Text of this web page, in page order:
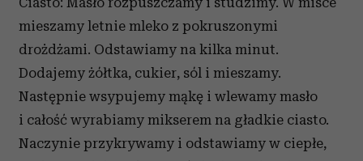
mieszamy letnie mleko z pokruszonymi
drożdżami. Odstawiamy na kilka minut.
Dodajemy żółtka, cukier, sól i mieszamy.
Następnie wsypujemy mąkę i wlewamy masło
i całość wyrabiamy mikserem na gładkie ciasto.
Naczynie przykrywamy i odstawiamy w ciepłe,